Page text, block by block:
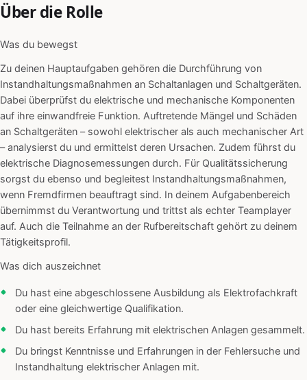
Über die Rolle
Was du bewegst
Zu deinen Hauptaufgaben gehören die Durchführung von
Instandhaltungsmaßnahmen an Schaltanlagen und Schaltgeräten.
Dabei überprüfst du elektrische und mechanische Komponenten
auf ihre einwandfreie Funktion. Auftretende Mängel und Schäden
an Schaltgeräten – sowohl elektrischer als auch mechanischer Art
– analysierst du und ermittelst deren Ursachen. Zudem führst du
elektrische Diagnosemessungen durch. Für Qualitätssicherung
sorgst du ebenso und begleitest Instandhaltungsmaßnahmen,
wenn Fremdfirmen beauftragt sind. In deinem Aufgabenbereich
übernimmst du Verantwortung und trittst als echter Teamplayer
auf. Auch die Teilnahme an der Rufbereitschaft gehört zu deinem
Tätigkeitsprofil.
Was dich auszeichnet
Du hast eine abgeschlossene Ausbildung als Elektrofachkraft
oder eine gleichwertige Qualifikation.
Du hast bereits Erfahrung mit elektrischen Anlagen gesammelt.
Du bringst Kenntnisse und Erfahrungen in der Fehlersuche und
Instandhaltung elektrischer Anlagen mit.